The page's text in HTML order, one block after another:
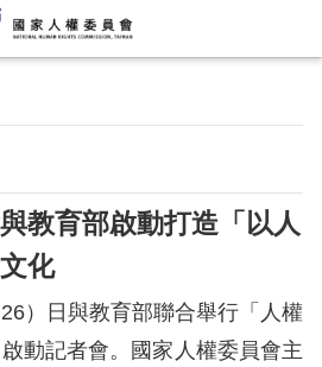
教育部啟動打造「以人
化
）日與教育部聯合舉行「人權
動記者會。國家人權委員會主